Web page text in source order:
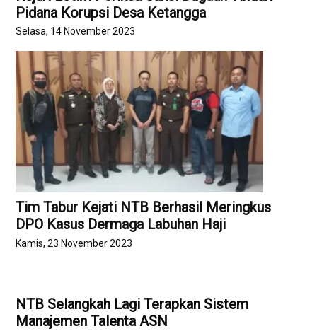
Pidana Korupsi Desa Ketangga
Selasa, 14 November 2023
Tim Tabur Kejati NTB Berhasil Meringkus
DPO Kasus Dermaga Labuhan Haji
Kamis, 23 November 2023
NTB Selangkah Lagi Terapkan Sistem
Manajemen Talenta ASN